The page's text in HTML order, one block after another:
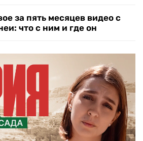
за пять месяцев видео с
что с ним и где он